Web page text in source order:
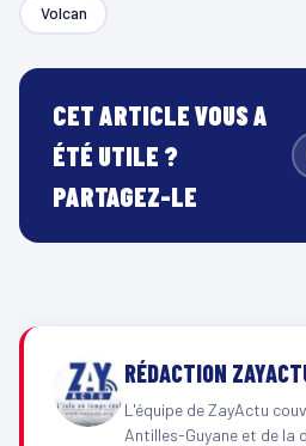
Volcan
CET ARTICLE VOUS A
ÉTÉ UTILE ?
PARTAGEZ-LE
RÉDACTION
L'équipe de ZayActu
Antilles-Guyane et de la